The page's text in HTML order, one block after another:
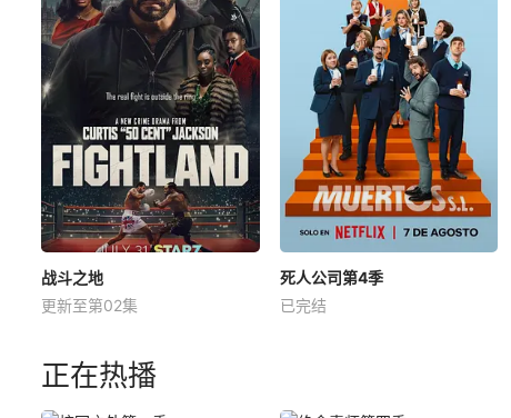
战斗之地
更新至第02集
死人公司第4季
已完结
正在热播